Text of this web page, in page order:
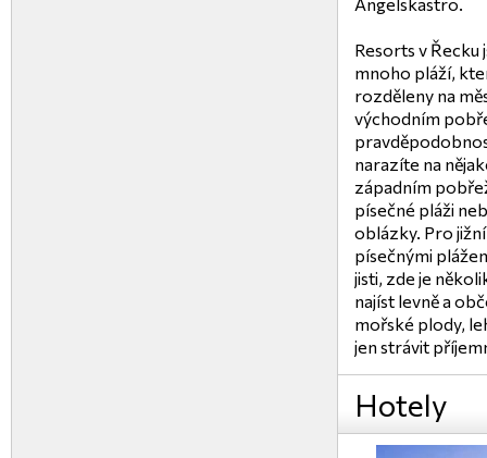
Resorts v
mnoho pláží,
rozděleny na
východním
narazíte na
západním
písečné pláži
oblázky. Pro
písečnými
jisti, zde je
najíst levně a
mořské plody,
jen strávit
Hotely